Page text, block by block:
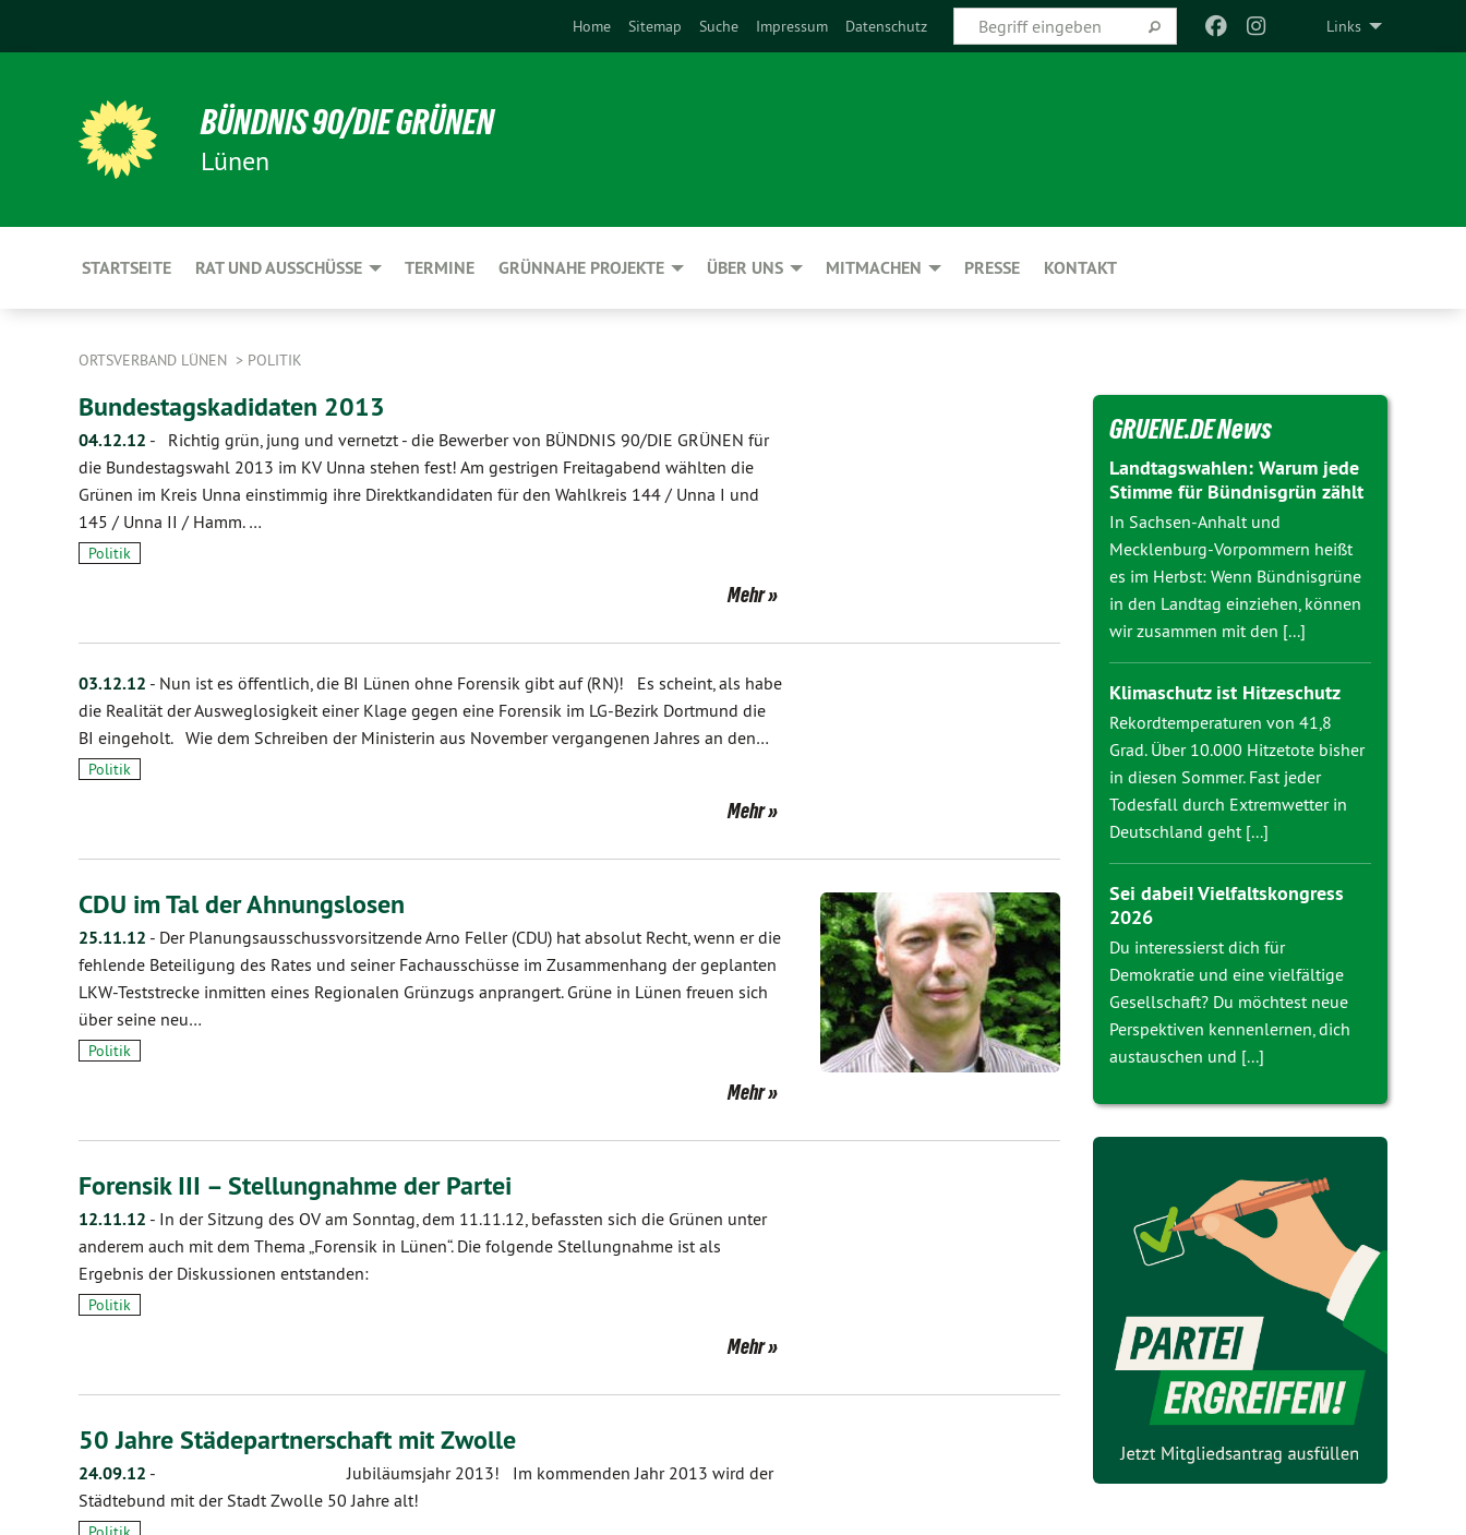
Links
Home Sitemap Suche Impressum Datenschutz
BÜNDNIS 90/DIE GRÜNEN
Lünen
STARTSEITE RAT UND AUSSCHÜSSE TERMINE GRÜNNAHE PROJEKTE ÜBER UNS MITMACHEN PRESSE KONTAKT
ORTSVERBAND LÜNEN POLITIK
Bundestagskadidaten 2013
04.12.12 -
Richtig grün, jung und vernetzt - die Bewerber von BÜNDNIS 90/DIE GRÜNEN für
die Bundestagswahl 2013 im KV Unna stehen fest! Am gestrigen Freitagabend wählten die
Grünen im Kreis Unna einstimmig ihre Direktkandidaten für den Wahlkreis 144 / Unna I und
145 / Unna II / Hamm. …
Politik
Mehr
03.12.12 - Nun ist es öffentlich, die BI Lünen ohne Forensik gibt auf (RN)! Es scheint, als habe
die Realität der Ausweglosigkeit einer Klage gegen eine Forensik im LG-Bezirk Dortmund die
BI eingeholt. Wie dem Schreiben der Ministerin aus November vergangenen Jahres an den…
Politik
Mehr
CDU im Tal der Ahnungslosen
25.11.12 - Der Planungsausschussvorsitzende Arno Feller (CDU) hat absolut Recht, wenn er die
fehlende Beteiligung des Rates und seiner Fachausschüsse im Zusammenhang der geplanten
LKW-Teststrecke inmitten eines Regionalen Grünzugs anprangert. Grüne in Lünen freuen sich
über seine neu…
Politik
Mehr
Forensik III – Stellungnahme der Partei
12.11.12 - In der Sitzung des OV am Sonntag, dem 11.11.12, befassten sich die Grünen unter
anderem auch mit dem Thema „Forensik in Lünen“. Die folgende Stellungnahme ist als
Ergebnis der Diskussionen entstanden:
Politik
Mehr
50 Jahre Städepartnerschaft mit Zwolle
24.09.12 -
Jubiläumsjahr 2013! Im kommenden Jahr 2013 wird der
Städtebund mit der Stadt Zwolle 50 Jahre alt!
GRUENE.DE News
Landtagswahlen: Warum jede
Stimme für Bündnisgrün zählt
In Sachsen-Anhalt und
Mecklenburg-Vorpommern heißt
es im Herbst: Wenn Bündnisgrüne
in den Landtag einziehen, können
wir zusammen mit den [...]
Klimaschutz ist Hitzeschutz
Rekordtemperaturen von 41,8
Grad. Über 10.000 Hitzetote bisher
in diesen Sommer. Fast jeder
Todesfall durch Extremwetter in
Deutschland geht [...]
Sei dabei! Vielfaltskongress
2026
Du interessierst dich für
Demokratie und eine vielfältige
Gesellschaft? Du möchtest neue
Perspektiven kennenlernen, dich
austauschen und [...]